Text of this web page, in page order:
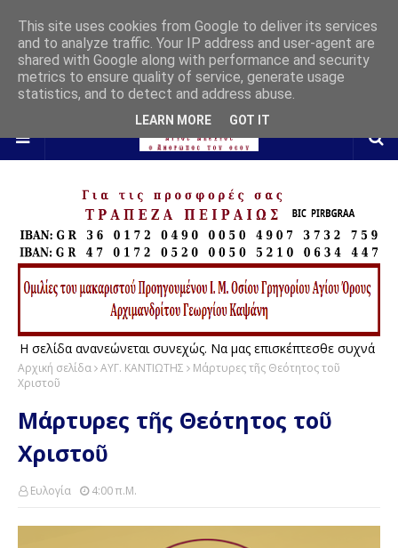
Η σελίδα ανανεώνεται συνεχώς. Να μας επισκέπτεσθε συχνά
Αρχική σελίδα ΑΥΓ. ΚΑΝΤΙΩΤΗΣ
Μάρτυρες τῆς Θεότητος τοῦ
Χριστοῦ
Μάρτυρες τῆς Θεότητος τοῦ
Χριστοῦ
Ευλογία 4:00 Π.μ.
This site uses cookies from Google to deliver its services
and to analyze traffic. Your IP address and user-agent are
shared with Google along with performance and security
metrics to ensure quality of service, generate usage
statistics, and to detect and address abuse.
LEARN MORE GOT IT